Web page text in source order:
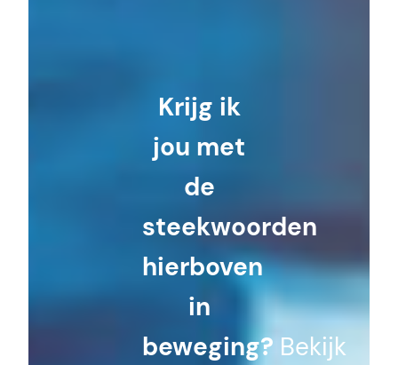
Krijg ik
jou met
de
steekwoorden
hierboven
in
beweging? Bekijk